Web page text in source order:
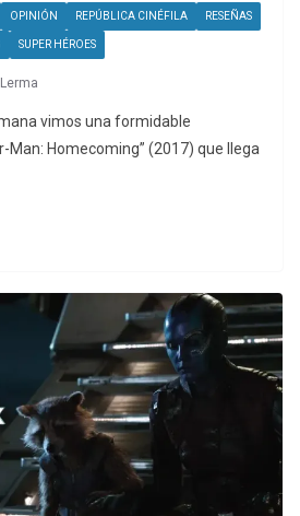
OPINIÓN REPÚBLICA CINÉFILA RESEÑAS
SUPER HÉROES
vimos una formidable
Man: Homecoming” (2017) que llega